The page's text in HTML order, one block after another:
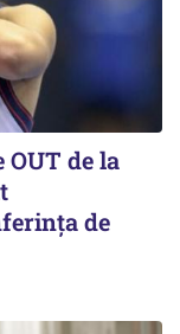
OUT de la
de